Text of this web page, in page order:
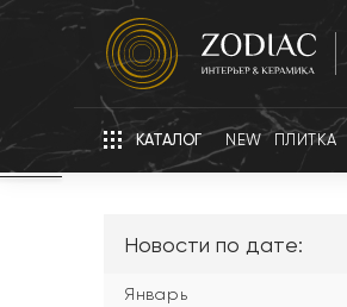
КАТАЛОГ NEW ПЛИТКА
Новости по дате:
Январь